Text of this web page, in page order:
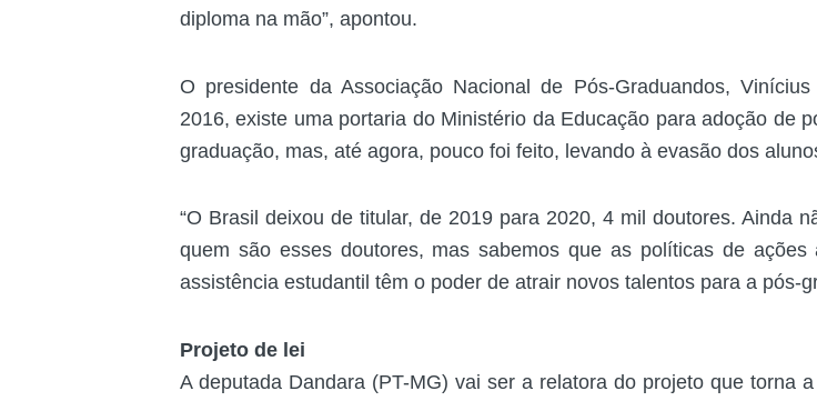
diploma na mão”, apontou.
O presidente da Associação Nacional de Pós-Graduandos,
2016, existe uma portaria do Ministério da Educação para adoção de
graduação, mas, até agora, pouco foi feito, levando à evasão dos
“O Brasil deixou de titular, de 2019 para 2020, 4 mil doutores. Ainda
quem são esses doutores, mas sabemos que as políticas de ações
assistência estudantil têm o poder de atrair novos talentos para a pós-
Projeto de lei
A deputada Dandara (PT-MG) vai ser a relatora do projeto que torna